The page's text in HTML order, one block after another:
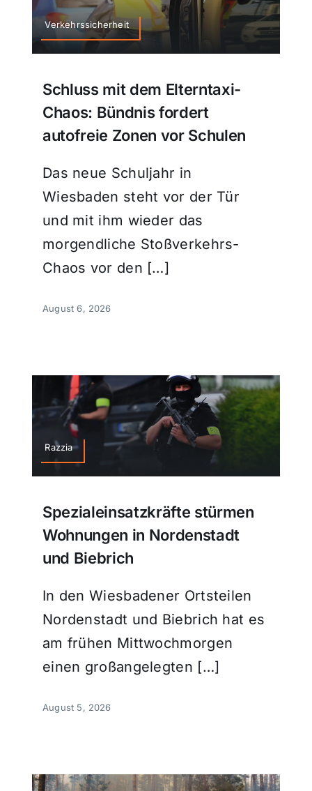
Verkehrssicherheit
Schluss mit dem Elterntaxi-
Chaos: Bündnis fordert
autofreie Zonen vor Schulen
Das neue Schuljahr in
Wiesbaden steht vor der Tür
und mit ihm wieder das
morgendliche Stoßverkehrs-
Chaos vor den […]
August 6, 2026
Razzia
Spezialeinsatzkräfte stürmen
Wohnungen in Nordenstadt
und Biebrich
In den Wiesbadener Ortsteilen
Nordenstadt und Biebrich hat es
am frühen Mittwochmorgen
einen großangelegten […]
August 5, 2026